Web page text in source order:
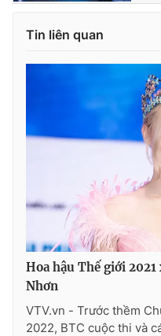
Tin liên quan
Hoa hậu Thế giới
Nhơn
VTV.vn - Trước thềm
2022, BTC cuộc thi và